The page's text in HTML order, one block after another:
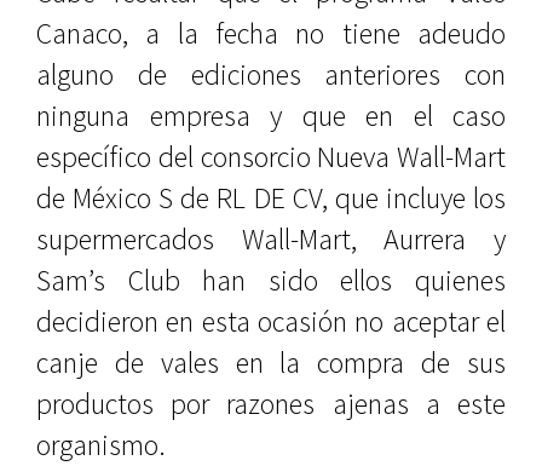
Canaco, a la fecha no tiene adeudo
alguno de ediciones anteriores con
ninguna empresa y que en el caso
específico del consorcio Nueva Wall-Mart
de México S de RL DE CV, que incluye los
supermercados Wall-Mart, Aurrera y
Sam’s Club han sido ellos quienes
decidieron en esta ocasión no aceptar el
canje de vales en la compra de sus
productos por razones ajenas a este
organismo.